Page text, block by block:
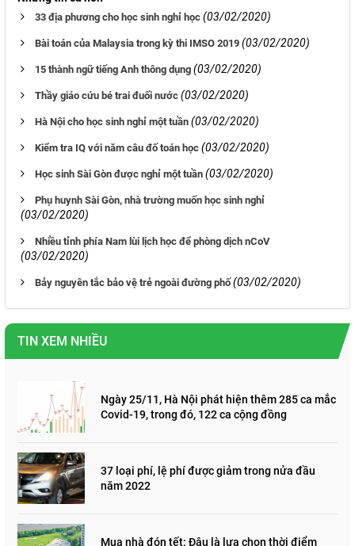
33 địa phương cho học sinh nghỉ học (03/02/2020)
Bài toán của Malaysia trong kỳ thi IMSO 2019 (03/02/2020)
15 thành ngữ tiếng Anh thông dụng (03/02/2020)
Thầy giáo cứu bé trai đuối nước (03/02/2020)
Hà Nội cho học sinh nghỉ một tuần (03/02/2020)
Kiểm tra IQ với năm câu đố toán học (03/02/2020)
Học sinh Sài Gòn được nghỉ một tuần (03/02/2020)
Phụ huynh Sài Gòn, nhà trường muốn học sinh nghỉ
(03/02/2020)
Nhiều tỉnh phía Nam lùi lịch học để phòng dịch nCoV
(03/02/2020)
Bảy nguyên tắc bảo vệ trẻ ngoài đường phố (03/02/2020)
TIN XEM NHIỀU
Ngày 25/11, Hà Nội phát hiện thêm 285 ca mắc
Covid-19, trong đó, 122 ca cộng đồng
37 loại phí, lệ phí được giảm trong nửa đầu
năm 2022
Mua nhà đón tết: Đâu là lựa chọn thời điểm